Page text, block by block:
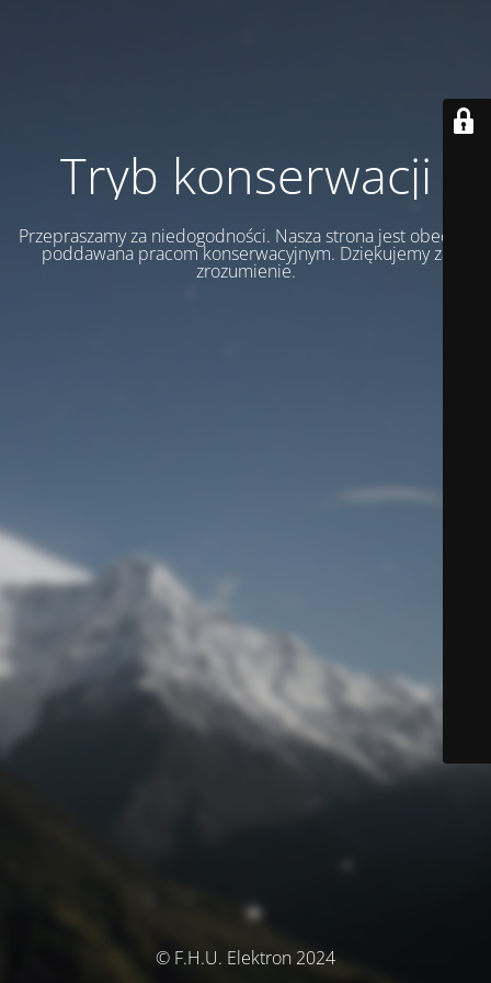
Tryb konserwacji
Przepraszamy za niedogodności. Nasza strona jest obecnie
poddawana pracom konserwacyjnym. Dziękujemy za
zrozumienie.
© F.H.U. Elektron 2024